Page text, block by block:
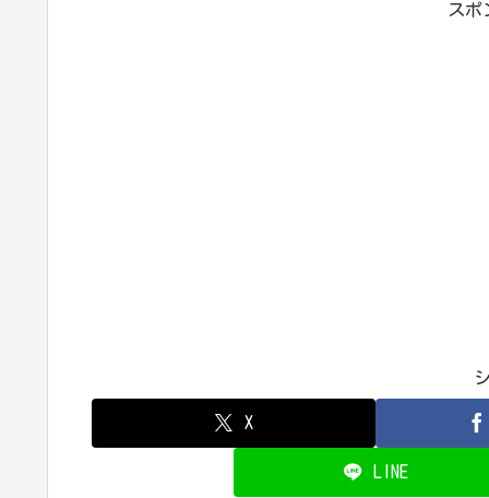
スポ
X
LINE